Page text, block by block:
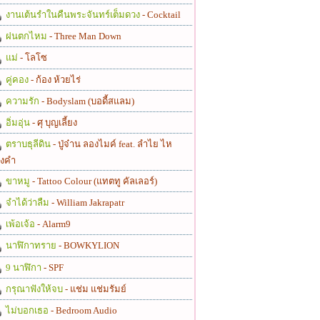
งานเต้นรำในคืนพระจันทร์เต็มดวง - Cocktail
ฝนตกไหม - Three Man Down
แม่ - โลโซ
คู่คอง - ก้อง ห้วยไร่
ความรัก - Bodyslam (บอดี้สแลม)
อิ่มอุ่น - ศุ บุญเลี้ยง
ตราบธุลีดิน - ปู่จ๋าน ลองไมค์ feat. ลำไย ไห
คำ
ขาหมู - Tattoo Colour (แทตทู คัลเลอร์)
จำได้ว่าลืม - William Jakrapatr
เพ้อเจ้อ - Alarm9
นาฬิกาทราย - BOWKYLION
9 นาฬิกา - SPF
กรุณาฟังให้จบ - แช่ม แช่มรัมย์
ไม่บอกเธอ - Bedroom Audio